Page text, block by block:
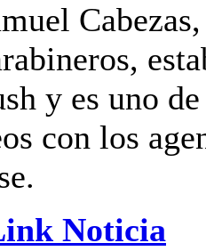
y es uno
con los
Noticia